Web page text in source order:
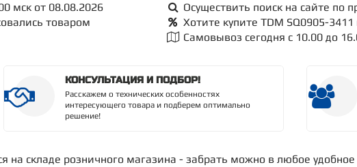
мск от 08.08.2026
товаром
Осуществить поиск на сайте по
Хотите купите TDM SQ0905-3411
Самовывоз сегодня с 10.00 до
КОНСУЛЬТАЦИЯ И ПОДБОР!
Расскажем о технических особенностях
интересующего товара и подберем оптимально
решение!
на складе розничного магазина - забрать можно в любое